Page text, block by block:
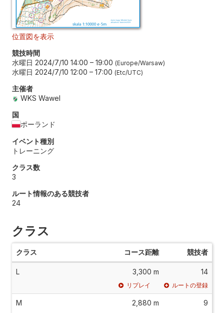
位置図を表示
競技時間
水曜日 2024/7/10 14:00 – 19:00 Europe/Warsaw
水曜日 2024/7/10 12:00 – 17:00 Etc/UTC
主催者
WKS Wawel
国
ポーランド
イベント種別
トレーニング
クラス数
3
ルート情報のある競技者
24
クラス
クラス コース距離 競技者
L 3,300 m 14
リプレイ ルートの登録
M 2,880 m 9